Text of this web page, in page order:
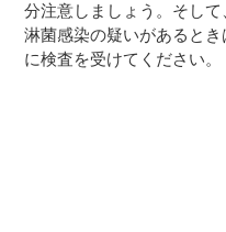
分注意しましょう。そし
淋菌感染の疑いがあると
に検査を受けてください。